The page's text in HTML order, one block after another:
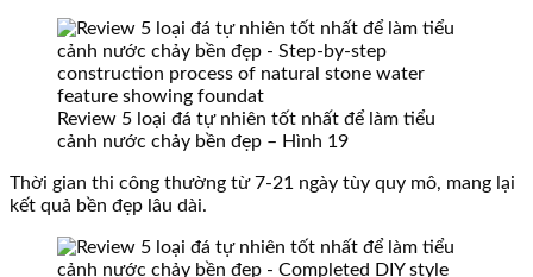
Review 5 loại đá tự nhiên tốt nhất để làm tiểu
cảnh nước chảy bền đẹp – Hình 19
Thời gian thi công thường từ 7-21 ngày tùy quy mô, mang lại
kết quả bền đẹp lâu dài.